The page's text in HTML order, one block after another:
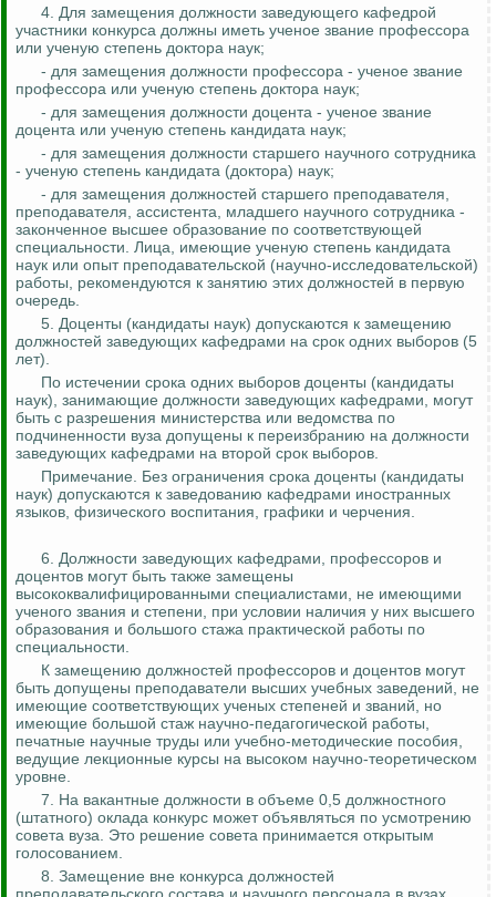
4. Для замещения должности заведующего кафедрой
участники конкурса должны иметь ученое звание профессора
или ученую степень доктора наук;
- для замещения должности профессора - ученое звание
профессора или ученую степень доктора наук;
- для замещения должности доцента - ученое звание
доцента или ученую степень кандидата наук;
- для замещения должности старшего научного сотрудника
- ученую степень кандидата (доктора) наук;
- для замещения должностей старшего преподавателя,
преподавателя, ассистента, младшего научного сотрудника -
законченное высшее образование по соответствующей
специальности. Лица, имеющие ученую степень кандидата
наук или опыт преподавательской (научно-исследовательской)
работы, рекомендуются к занятию этих должностей в первую
очередь.
5. Доценты (кандидаты наук) допускаются к замещению
должностей заведующих кафедрами на срок одних выборов (5
лет).
По истечении срока одних выборов доценты (кандидаты
наук), занимающие должности заведующих кафедрами, могут
быть с разрешения министерства или ведомства по
подчиненности вуза допущены к переизбранию на должности
заведующих кафедрами на второй срок выборов.
Примечание. Без ограничения срока доценты (кандидаты
наук) допускаются к заведованию кафедрами иностранных
языков, физического воспитания, графики и черчения.
6. Должности заведующих кафедрами, профессоров и
доцентов могут быть также замещены
высококвалифицированными специалистами, не имеющими
ученого звания и степени, при условии наличия у них высшего
образования и большого стажа практической работы по
специальности.
К замещению должностей профессоров и доцентов могут
быть допущены преподаватели высших учебных заведений, не
имеющие соответствующих ученых степеней и званий, но
имеющие большой стаж научно-педагогической работы,
печатные научные труды или учебно-методические пособия,
ведущие лекционные курсы на высоком научно-теоретическом
уровне.
7. На вакантные должности в объеме 0,5 должностного
(штатного) оклада конкурс может объявляться по усмотрению
совета вуза. Это решение совета принимается открытым
голосованием.
8. Замещение вне конкурса должностей